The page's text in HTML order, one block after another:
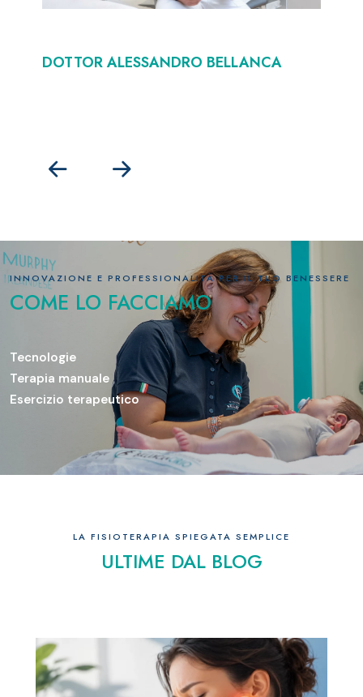
DOTTOR ALESSANDRO BELLANCA
INNOVAZIONE E PROFESSIONALITÀ PER IL TUO BENESSERE
COME LO FACCIAMO
Tecnologie
Terapia manuale
Esercizio terapeutico
LA FISIOTERAPIA SPIEGATA SEMPLICE
ULTIME DAL BLOG